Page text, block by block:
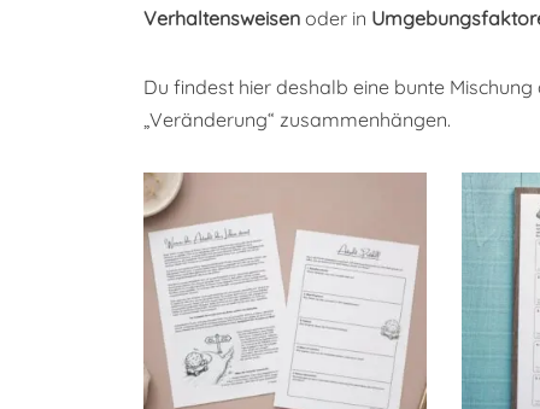
Verhaltensweisen oder in
Du findest hier deshalb eine bunte
„Veränderung“ zusammenhängen.